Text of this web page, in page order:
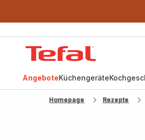
AngeboteKüchengeräte
Homepage Rezepte